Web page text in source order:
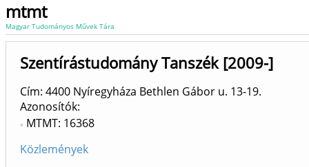
mtmt
Magyar Tudományos Művek Tára
Szentírástudomány Tanszék [2009-]
Cím: 4400 Nyíregyháza Bethlen Gábor u. 13-19.
Azonosítók
MTMT: 16368
Közlemények